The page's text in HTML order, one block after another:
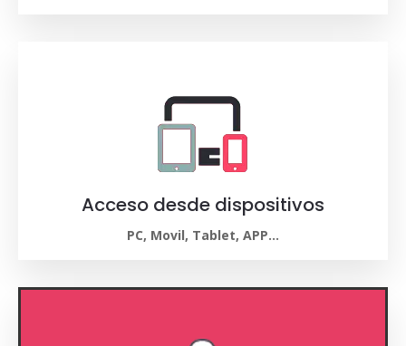
Acceso desde dispositivos
PC, Movil, Tablet, APP…